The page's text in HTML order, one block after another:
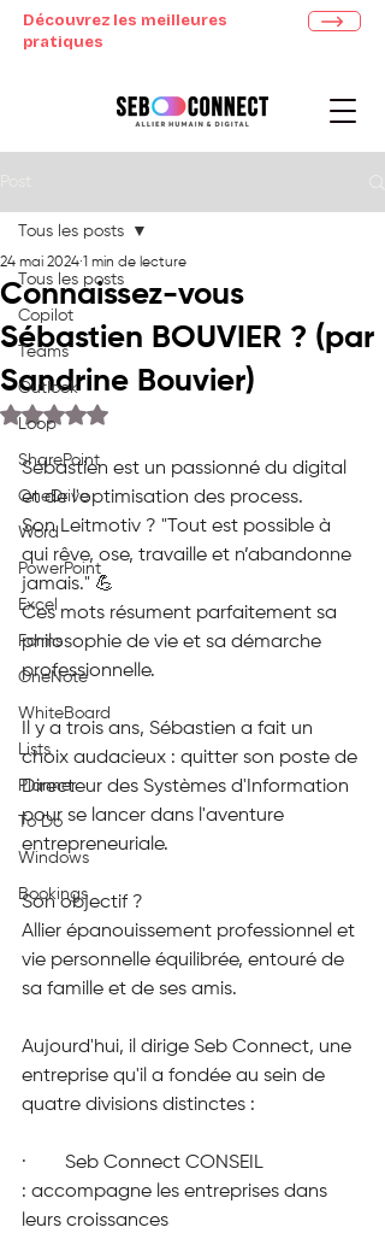
Découvrez les meilleures
pratiques
Tous les posts
Copilot
Teams
Outlook
Loop
SharePoint
OneDrive
Word
PowerPoint
Excel
Forms
OneNote
WhiteBoard
Lists
Planner
To Do
Windows
Bookings
Tous les posts
Connaissez-vous
Sébastien BOUVIER ? (par
Sandrine Bouvier)
24 mai 2024 1 min de lecture
Noté NaN étoiles sur 5.
Sébastien est un passionné du digital
et de l'optimisation des process.
Son Leitmotiv ? "Tout est possible à
qui rêve, ose, travaille et n’abandonne
jamais." 💪
Ces mots résument parfaitement sa
philosophie de vie et sa démarche
professionnelle.
Il y a trois ans, Sébastien a fait un
choix audacieux : quitter son poste de
Directeur des Systèmes d'Information
pour se lancer dans l'aventure
entrepreneuriale.
Son objectif ?
Allier épanouissement professionnel et
vie personnelle équilibrée, entouré de
sa famille et de ses amis.
Aujourd'hui, il dirige Seb Connect, une
entreprise qu'il a fondée au sein de
quatre divisions distinctes :
·        Seb Connect CONSEIL
: accompagne les entreprises dans
leurs croissances